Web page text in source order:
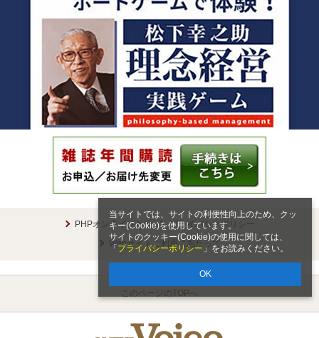
当サイトでは、サイトの利便性向上のため、クッ
キー(Cookie)を使用しています。
サイトのクッキー(Cookie)の使用に関しては、
「 プライバシーポリシー 」をお読みください。
OK
PHPオンラインとは
プライバシーポリシー
Webサイトご利用にあたって
このページのTOPへ